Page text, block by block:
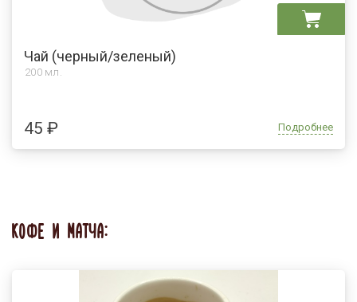
Чай (черный/зеленый)
200 мл.
45 ₽ Подробнее
КОФЕ И МАТЧА: